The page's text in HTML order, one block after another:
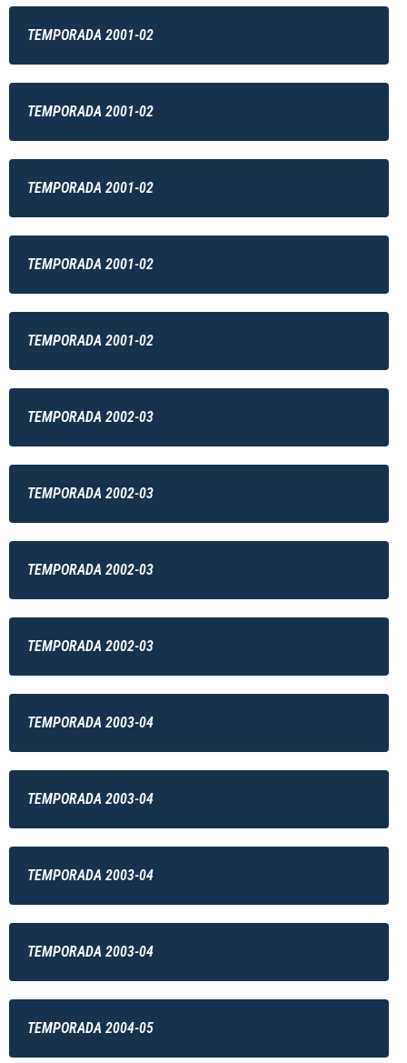
TEMPORADA 2001-02
TEMPORADA 2001-02
TEMPORADA 2001-02
TEMPORADA 2001-02
TEMPORADA 2001-02
TEMPORADA 2002-03
TEMPORADA 2002-03
TEMPORADA 2002-03
TEMPORADA 2002-03
TEMPORADA 2003-04
TEMPORADA 2003-04
TEMPORADA 2003-04
TEMPORADA 2003-04
TEMPORADA 2004-05